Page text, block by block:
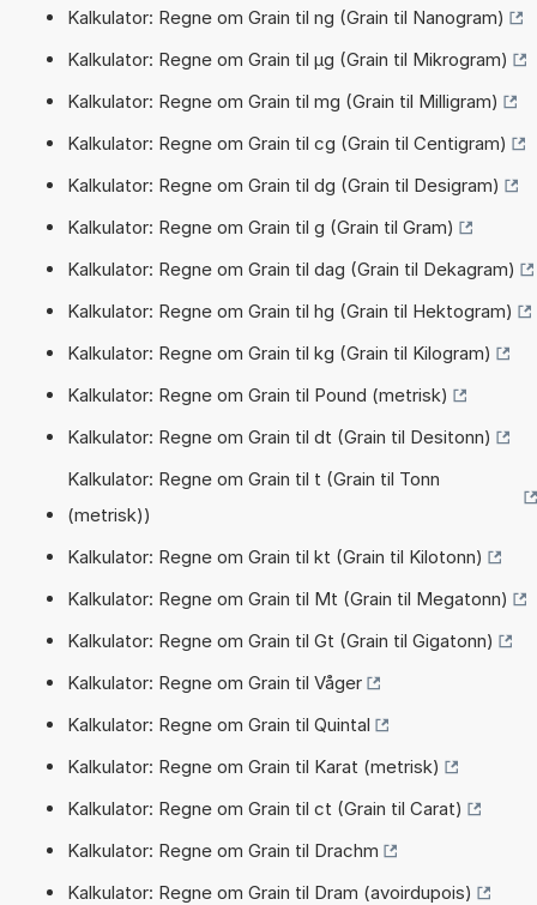
Kalkulator: Regne om Grain til ng (Grain til Nanogram)
Kalkulator: Regne om Grain til µg (Grain til Mikrogram)
Kalkulator: Regne om Grain til mg (Grain til Milligram)
Kalkulator: Regne om Grain til cg (Grain til Centigram)
Kalkulator: Regne om Grain til dg (Grain til Desigram)
Kalkulator: Regne om Grain til g (Grain til Gram)
Kalkulator: Regne om Grain til dag (Grain til Dekagram)
Kalkulator: Regne om Grain til hg (Grain til Hektogram)
Kalkulator: Regne om Grain til kg (Grain til Kilogram)
Kalkulator: Regne om Grain til Pound (metrisk)
Kalkulator: Regne om Grain til dt (Grain til Desitonn)
Kalkulator: Regne om Grain til t (Grain til Tonn
(metrisk))
Kalkulator: Regne om Grain til kt (Grain til Kilotonn)
Kalkulator: Regne om Grain til Mt (Grain til Megatonn)
Kalkulator: Regne om Grain til Gt (Grain til Gigatonn)
Kalkulator: Regne om Grain til Våger
Kalkulator: Regne om Grain til Quintal
Kalkulator: Regne om Grain til Karat (metrisk)
Kalkulator: Regne om Grain til ct (Grain til Carat)
Kalkulator: Regne om Grain til Drachm
Kalkulator: Regne om Grain til Dram (avoirdupois)